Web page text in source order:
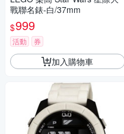
戰聯名錶-白/37mm
$999
活動 券
加入購物車